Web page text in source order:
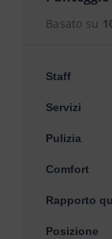
Basato su
Staff
Servizi
Pulizia
Comfort
Rapporto
Posizione